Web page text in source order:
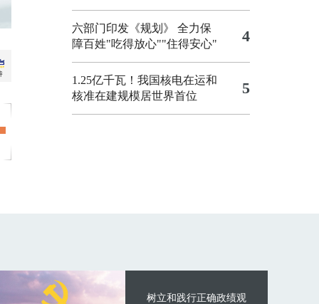
六部门印发《规划》 全力保
障百姓"吃得放心""住得安心"
4
1.25亿千瓦！我国核电在运和
核准在建规模居世界首位
5
树立和践行正确政绩观